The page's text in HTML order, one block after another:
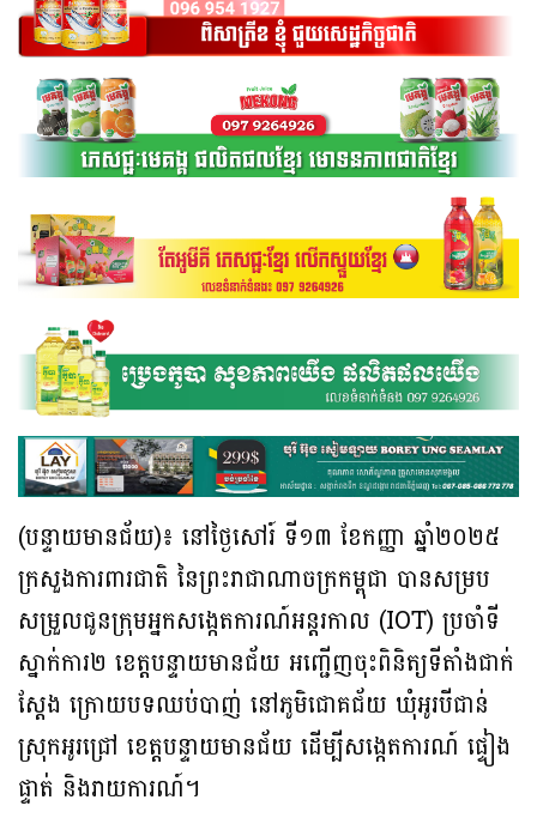
(បន្ទាយមានជ័យ)៖ នៅថ្ងៃសៅរ៍ ទី១៣ ខែកញ្ញា ឆ្នាំ២០២៥
ក្រសួងការពារជាតិ នៃព្រះរាជាណាចក្រកម្ពុជា បានសម្រប
សម្រួលជូនក្រុមអ្នកសង្កេតការណ៍អន្តរកាល (IOT) ប្រចាំទី
ស្នាក់ការ២ ខេត្តបន្ទាយមានជ័យ អញ្ជើញចុះពិនិត្យទីតាំងជាក់
ស្តែង ក្រោយបទឈប់បាញ់ នៅភូមិជោគជ័យ ឃុំអូរបីជាន់
ស្រុកអូរជ្រៅ ខេត្តបន្ទាយមានជ័យ ដើម្បីសង្កេតការណ៍ ផ្ទៀង
ផ្ទាត់ និងរាយការណ៍។